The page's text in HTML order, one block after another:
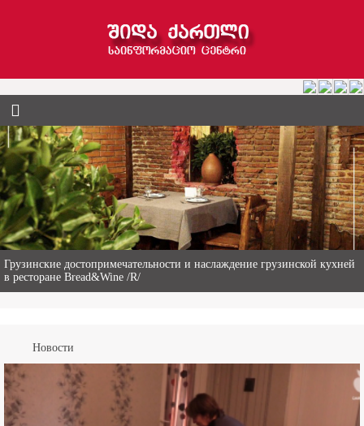
Гиви Абалаки – 86-летний фермер из Горийского муниципалитета